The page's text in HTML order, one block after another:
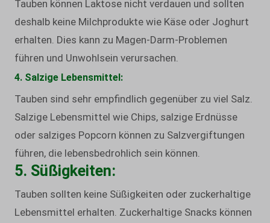
Tauben können Laktose nicht verdauen und sollten
deshalb keine Milchprodukte wie Käse oder Joghurt
erhalten. Dies kann zu Magen-Darm-Problemen
führen und Unwohlsein verursachen.
4. Salzige Lebensmittel:
Tauben sind sehr empfindlich gegenüber zu viel Salz.
Salzige Lebensmittel wie Chips, salzige Erdnüsse
oder salziges Popcorn können zu Salzvergiftungen
führen, die lebensbedrohlich sein können.
5. Süßigkeiten:
Tauben sollten keine Süßigkeiten oder zuckerhaltige
Lebensmittel erhalten. Zuckerhaltige Snacks können